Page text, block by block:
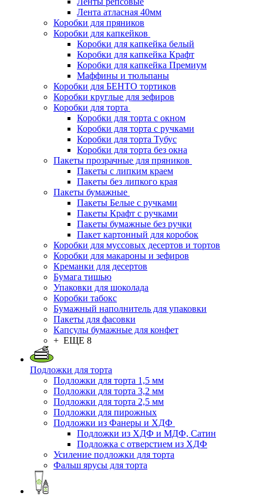
Лента атласная 40мм
Коробки для пряников
Коробки для капкейков
Коробки для капкейка белый
Коробки для капкейка Крафт
Коробки для капкейка Премиум
Маффины и тюльпаны
Коробки для БЕНТО тортиков
Коробки круглые для зефиров
Коробки для торта
Коробки для торта с окном
Коробки для торта с ручками
Коробки для торта Тубус
Коробки для торта без окна
Пакеты прозрачные для пряников
Пакеты с липким краем
Пакеты без липкого края
Пакеты бумажные
Пакеты Белые с ручками
Пакеты Крафт с ручками
Пакеты бумажные без ручки
Пакет картонный для коробок
Коробки для муссовых десертов и тортов
Коробки для макароны и зефиров
Креманки для десертов
Бумага тишью
Упаковки для шоколада
Коробки табокс
Бумажный наполнитель для упаковки
Пакеты для фасовки
Капсулы бумажные для конфет
+ ЕЩЕ 8
Подложки для торта
Подложки для торта 1,5 мм
Подложки для торта 3,2 мм
Подложки для торта 2,5 мм
Подложки для пирожных
Подложки из Фанеры и ХДФ
Подложки из ХДФ и МДФ, Сатин
Подложка с отверстием из ХДФ
Усиление подложки для торта
Фальш ярусы для торта